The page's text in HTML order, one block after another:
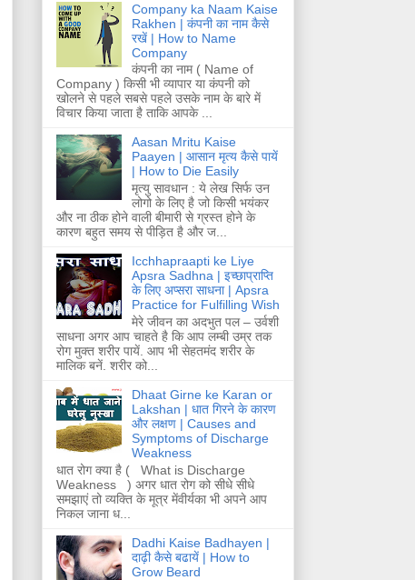
Company ka Naam Kaise
Rakhen | कंपनी का नाम कैसे
रखें | How to Name
Company
कंपनी का नाम ( Name of
Company ) किसी भी व्यापार या कंपनी को
खोलने से पहले सबसे पहले उसके नाम के बारे में
विचार किया जाता है ताकि आपके ...
Aasan Mritu Kaise
Paayen | आसान मृत्य कैसे पायें
| How to Die Easily
मृत्यु सावधान : ये लेख सिर्फ उन
लोगो के लिए है जो किसी भयंकर
और ना ठीक होने वाली बीमारी से ग्रस्त होने के
कारण बहुत समय से पीड़ित है और ज...
Icchhapraapti ke Liye
Apsra Sadhna | इच्छाप्राप्ति
के लिए अप्सरा साधना | Apsra
Practice for Fulfilling Wish
मेरे जीवन का अदभुत पल – उर्वशी
साधना अगर आप चाहते है कि आप लम्बी उम्र तक
रोग मुक्त शरीर पायें. आप भी सेहतमंद शरीर के
मालिक बनें. शरीर को...
Dhaat Girne ke Karan or
Lakshan | धात गिरने के कारण
और लक्षण | Causes and
Symptoms of Discharge
Weakness
धात रोग क्या है ( What is Discharge
Weakness ) अगर धात रोग को सीधे सीधे
समझाएं तो व्यक्ति के मूत्र मेंवीर्यका भी अपने आप
निकल जाना ध...
Dadhi Kaise Badhayen |
दाढ़ी कैसे बढायें | How to
Grow Beard